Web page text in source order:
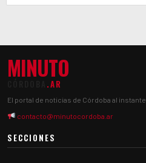
MINUTO
.AR
El portal de noticias de Córdoba al instante.
contacto@minutocordoba.ar
SECCIONES